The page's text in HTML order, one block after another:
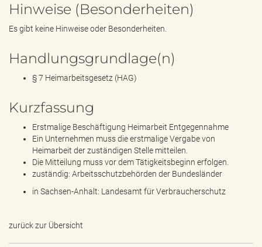
Hinweise (Besonderheiten)
Es gibt keine Hinweise oder Besonderheiten.
Handlungsgrundlage(n)
§ 7 Heimarbeitsgesetz (HAG)
Kurzfassung
Erstmalige Beschäftigung Heimarbeit Entgegennahme
Ein Unternehmen muss die erstmalige Vergabe von
Heimarbeit der zuständigen Stelle mitteilen.
Die Mitteilung muss vor dem Tätigkeitsbeginn erfolgen.
zuständig: Arbeitsschutzbehörden der Bundesländer
in Sachsen-Anhalt: Landesamt für Verbraucherschutz
zurück zur Übersicht